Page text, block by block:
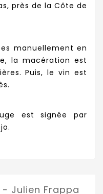
près de la Côte de
manuellement en
la macération est
Puis, le vin est
est signée par
- Julien Frappa